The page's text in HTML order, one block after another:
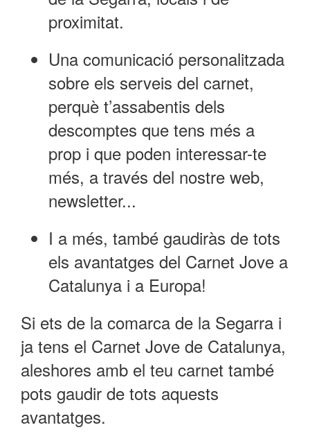
proximitat.
Una comunicació personalitzada
sobre els serveis del carnet,
perquè t’assabentis dels
descomptes que tens més a
prop i que poden interessar-te
més, a través del nostre web,
newsletter...
I a més, també gaudiràs de tots
els avantatges del Carnet Jove a
Catalunya i a Europa!
Si ets de la comarca de la Segarra i
ja tens el Carnet Jove de Catalunya,
aleshores amb el teu carnet també
pots gaudir de tots aquests
avantatges.